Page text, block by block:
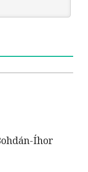
Íhor